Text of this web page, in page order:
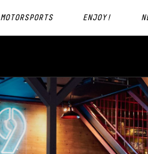
MOTORSPORTS ENJOY!